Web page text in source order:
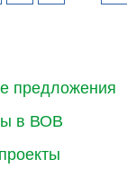
предложения
в ВОВ